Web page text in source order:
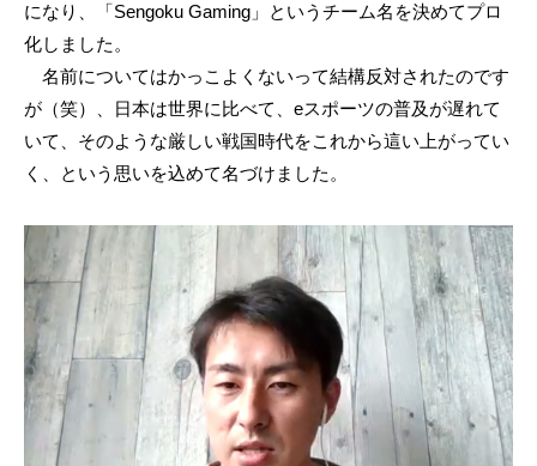
になり、「Sengoku Gaming」というチーム名を決めてプロ
化しました。
名前についてはかっこよくないって結構反対されたのです
が（笑）、日本は世界に比べて、eスポーツの普及が遅れて
いて、そのような厳しい戦国時代をこれから這い上がってい
く、という思いを込めて名づけました。